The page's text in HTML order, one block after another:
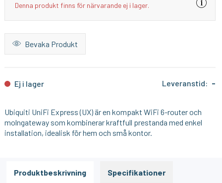
Denna produkt finns för närvarande ej i lager.
Bevaka Produkt
Ej i lager Leveranstid: -
Ubiquiti UniFi Express (UX) är en kompakt WiFi 6-router och
molngateway som kombinerar kraftfull prestanda med enkel
installation, idealisk för hem och små kontor.
Produktbeskrivning Specifikationer